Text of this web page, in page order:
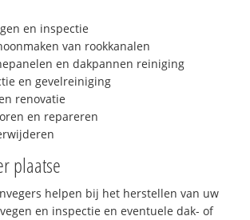
en inspectie
van rookkanalen
en dakpannen reiniging
en gevelreiniging
renovatie
en repareren
plaatse
helpen bij het herstellen van uw
en inspectie en eventuele dak- of